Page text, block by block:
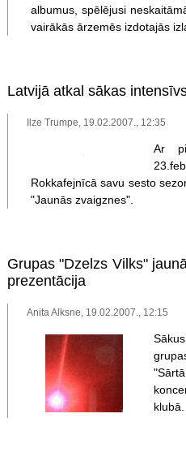
albumus, spēlējusi
vairākās ārzemēs izdotajās
Latvijā atkal sākas
Ilze Trumpe, 19.02.2007., 12:35
Ar
Rokkafejnīcā savu sesto
"Jaunās zvaigznes".
Grupas "Dzelzs Vilks"
prezentācija
Anita Alksne, 19.02.2007., 12:15
klubā.